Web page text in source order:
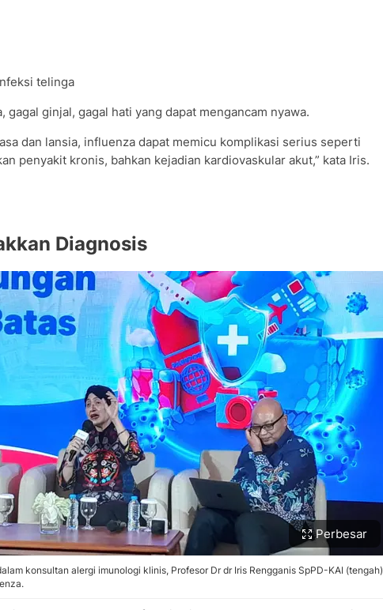
telinga
gagal ginjal, gagal hati yang dapat mengancam nyawa.
dan lansia, influenza dapat memicu komplikasi serius seperti
penyakit kronis, bahkan kejadian kardiovaskular akut,” kata Iris.
Diagnosis
Perbesar
konsultan alergi imunologi klinis, Profesor Dr dr Iris Rengganis SpPD-KAI (tengah)